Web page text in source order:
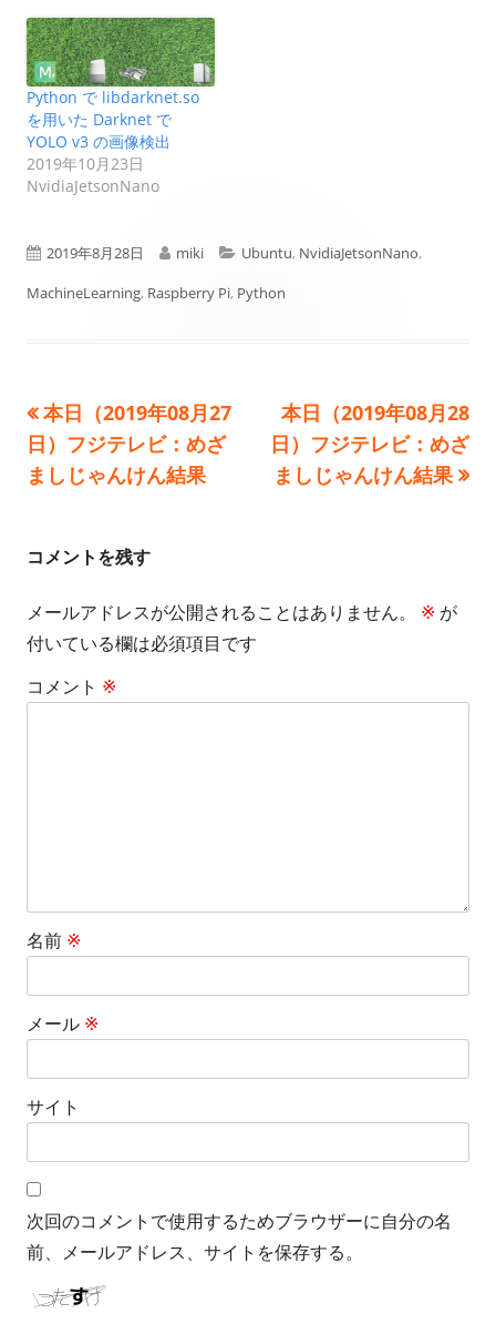
Python で libdarknet.so
を用いた Darknet で
YOLO v3 の画像検出
2019年10月23日
NvidiaJetsonNano
公
開
2019年8月28日
作
成
miki
カ
テ
Ubuntu, NvidiaJetsonNano,
MachineLearning, Raspberry Pi, Python
投
稿
ビ
ゲ
ー
シ
前
の
記
本日（2019年08月27
日）フジテレビ：めざ
ましじゃんけん結果
次
の
記
本日（2019年08月28
日）フジテレビ：めざ
ましじゃんけん結果
コメントを残す
メールアドレスが公開されることはありません。 ※ が
付いている欄は必須項目です
コメント ※
名前 ※
メール ※
サイト
次回のコメントで使用するためブラウザーに自分の名
前、メールアドレス、サイトを保存する。